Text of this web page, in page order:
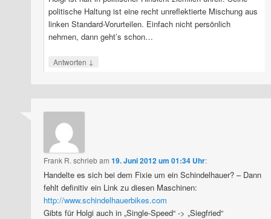
politische Haltung ist eine recht unreflektierte Mischung aus
linken Standard-Vorurteilen. Einfach nicht persönlich
nehmen, dann geht’s schon…
Antworten ↓
Frank R. schriebam19. Juni 2012 um 01:34 Uhr:
Handelte es sich bei dem Fixie um ein Schindelhauer? – Dann
fehlt definitiv ein Link zu diesen Maschinen:
http://www.schindelhauerbikes.com
Gibts für Holgi auch in „Single-Speed“ -> „Siegfried“